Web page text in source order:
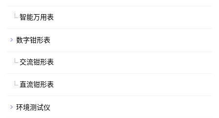
智能万用表
数字钳形表
交流钳形表
直流钳形表
环境测试仪